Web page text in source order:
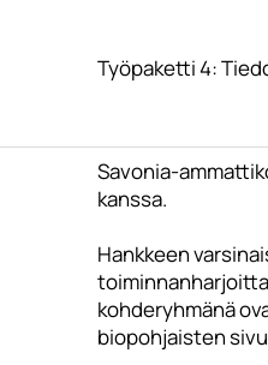
Työpaketti 4:
Savonia-
kanssa.
Hankkeen
kohderyhmänä
biopohjaisten